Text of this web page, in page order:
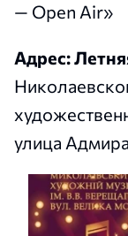
— Open Air»
Адрес:
улица